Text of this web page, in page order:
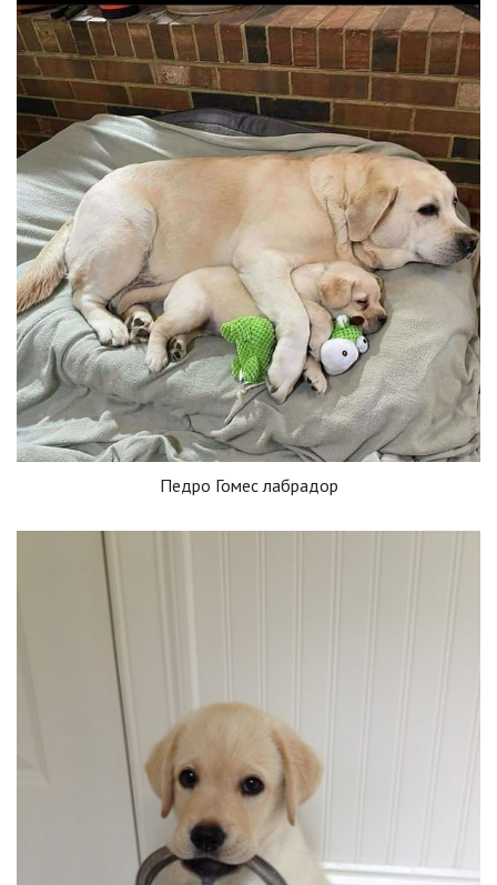
Педро Гомес лабрадор